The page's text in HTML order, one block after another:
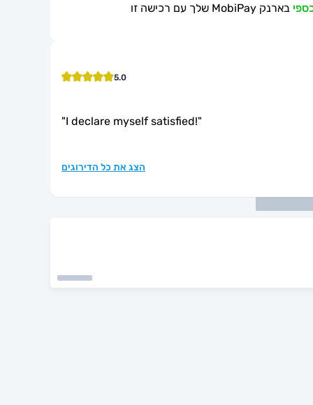
בארנק MobiPay שלך עם רכישה זו
5.0
"I declare myself satisfied!"
הצג את כל הדירוגים